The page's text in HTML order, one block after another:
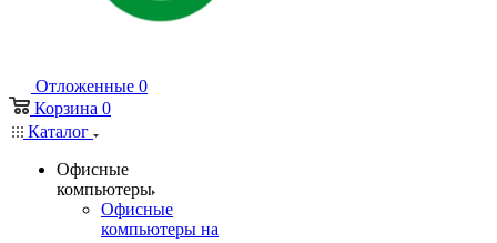
Отложенные 0
Корзина 0
Каталог
Офисные
компьютеры
Офисные
компьютеры на